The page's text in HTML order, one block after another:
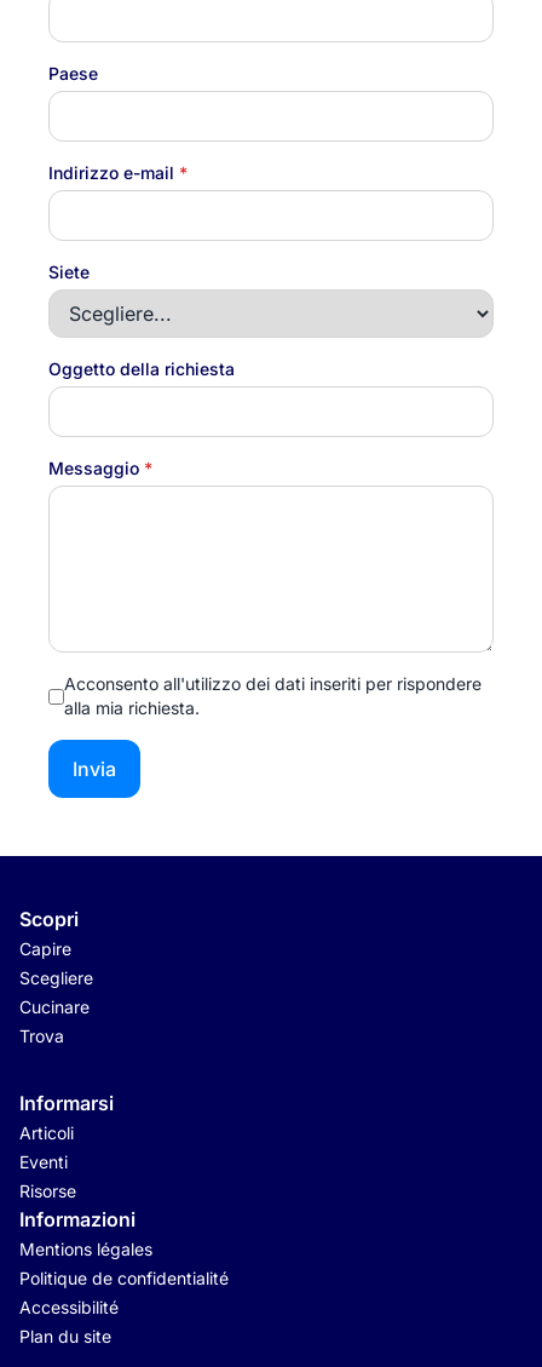
Paese
Indirizzo e-mail *
Siete
Oggetto della richiesta
Messaggio *
Acconsento all'utilizzo dei dati inseriti per rispondere
alla mia richiesta.
Invia
Scopri
Capire
Scegliere
Cucinare
Trova
Informarsi
Articoli
Eventi
Risorse
Informazioni
Mentions légales
Politique de confidentialité
Accessibilité
Plan du site